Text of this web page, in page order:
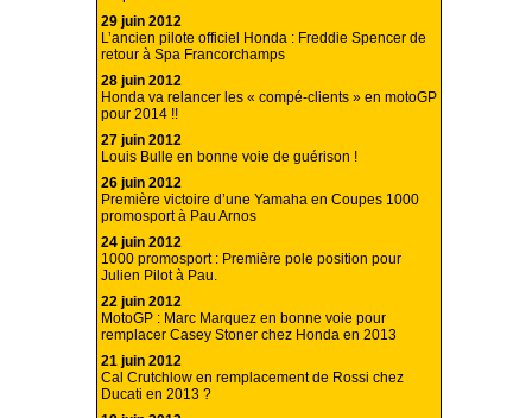
29 juin 2012
L’ancien pilote officiel Honda : Freddie Spencer de
retour à Spa Francorchamps
28 juin 2012
Honda va relancer les « compé-clients » en motoGP
pour 2014 !!
27 juin 2012
Louis Bulle en bonne voie de guérison !
26 juin 2012
Première victoire d’une Yamaha en Coupes 1000
promosport à Pau Arnos
24 juin 2012
1000 promosport : Première pole position pour
Julien Pilot à Pau.
22 juin 2012
MotoGP : Marc Marquez en bonne voie pour
remplacer Casey Stoner chez Honda en 2013
21 juin 2012
Cal Crutchlow en remplacement de Rossi chez
Ducati en 2013 ?